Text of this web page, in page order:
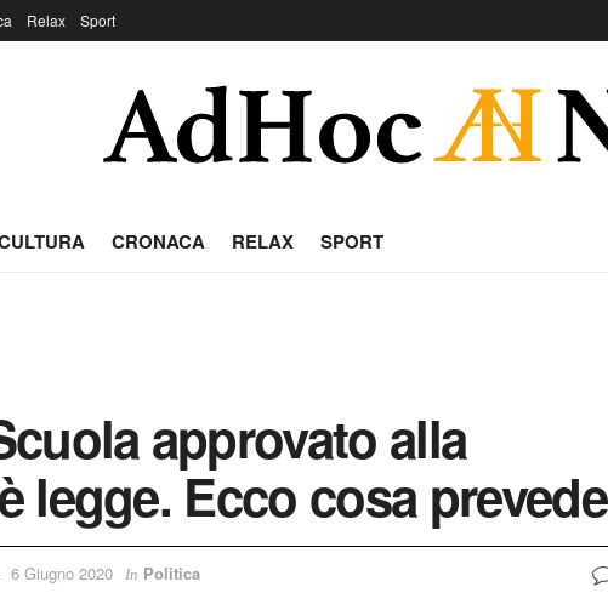
Relax Sport
CRONACA RELAX SPORT
approvato alla
legge. Ecco cosa prevede
6 Giugno 2020 In Politica